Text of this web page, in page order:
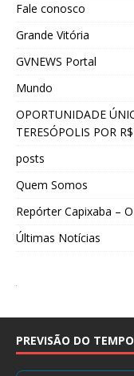
Fale conosco
Grande Vitória
GVNEWS Portal
Mundo
OPORTUNIDADE
TERESÓPOLIS POR
posts
Quem Somos
Repórter Capixaba –
Últimas Notícias
PREVISÃO DO TEMPO